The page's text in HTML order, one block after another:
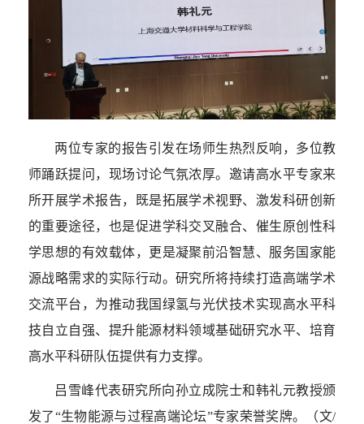
两位专家的报告引发在场师生热烈反响，多位教
师踊跃提问，现场讨论气氛浓厚。邀请高水平专家来
所开展学术报告，既是拓展学术视野、激发科研创新
的重要途径，也是促进学科交叉融合、催生原创性科
学思想的有效载体，更是凝聚前沿智慧、服务国家能
源战略需求的实际行动。研究所将持续打造高端学术
交流平台，为推动我国绿氢与光伏技术实现高水平科
技自立自强、提升能源材料领域基础研究水平、培育
高水平科研队伍提供有力支撑。
吕雪峰代表研究所向孙立成院士和韩礼元教授颁
发了“生物能源与过程高端论坛”专家荣誉奖牌。（文/